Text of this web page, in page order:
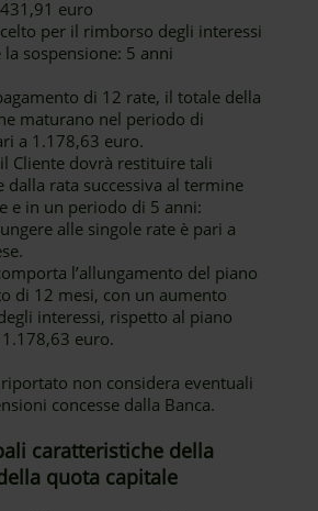
euro
per il rimborso degli interessi
sospensione: 5 anni
di 12 rate, il totale della
maturano nel periodo di
a 1.178,63 euro.
Cliente dovrà restituire tali
dalla rata successiva al termine
e in un periodo di 5 anni:
alle singole rate è pari a
l’allungamento del piano
di 12 mesi, con un aumento
interessi, rispetto al piano
euro.
riportato non considera eventuali
concesse dalla Banca.
caratteristiche della
quota capitale